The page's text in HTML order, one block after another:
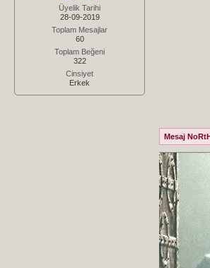
Üyelik Tarihi
28-09-2019
Toplam Mesajlar
60
Toplam Beğeni
322
Cinsiyet
Erkek
Mesaj